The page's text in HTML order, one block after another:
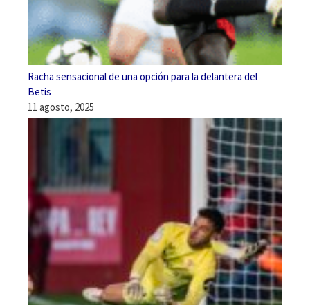
Racha sensacional de una opción para la delantera del
Betis
11 agosto, 2025